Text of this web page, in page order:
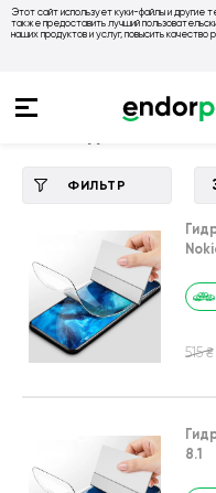
Этот сайт использует куки-файлы и другие
также предоставить лучший
наших продуктов и услуг, повысить качество
💙
ФИЛЬТР
515 ₴
8.1